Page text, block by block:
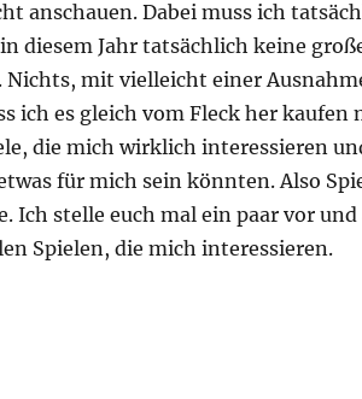
anschauen. Dabei muss ich
diesem Jahr tatsächlich keine
Nichts, mit vielleicht einer
ich es gleich vom Fleck her kaufen
die mich wirklich interessieren
für mich sein könnten. Also
Ich stelle euch mal ein paar vor
Spielen, die mich interessieren.
Vorschau auf die